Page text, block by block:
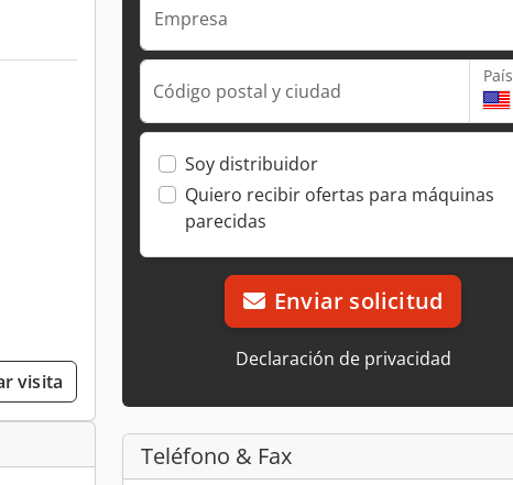
visita
Empresa
Código postal y ciudad
País
Soy distribuidor
Quiero recibir ofertas para máquinas
parecidas
Enviar solicitud
Declaración de privacidad
Teléfono & Fax